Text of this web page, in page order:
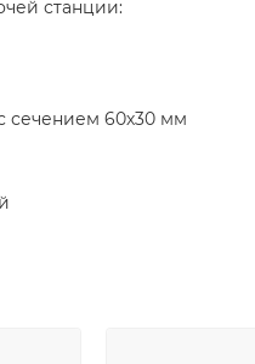
станции:
сечением 60х30 мм